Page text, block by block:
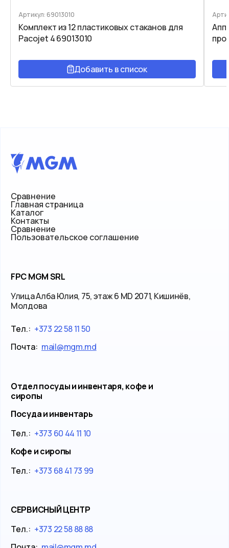
Артикул: 69013010
Комплект из 12 пластиковых стаканов для
Pacojet 4 69013010
Добавить в список
Сравнение
Главная страница
Каталог
Контакты
Сравнение
Пользовательское соглашение
FPC MGM SRL
Улица Алба Юлия, 75, этаж 6 MD 2071, Кишинёв,
Молдова
Тел.: +373 22 58 11 50
Почта: mail@mgm.md
Отдел посуды и инвентаря, кофе и
сиропы
Посуда и инвентарь
Тел.: +373 60 44 11 10
Кофе и сиропы
Тел.: +373 68 41 73 99
СЕРВИСНЫЙ ЦЕНТР
Тел.: +373 22 58 88 88